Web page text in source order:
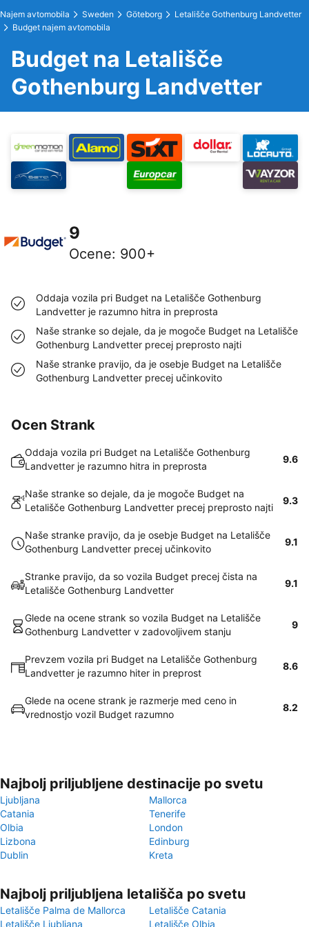
Najem avtomobila Sweden Göteborg
Letališče Gothenburg Landvetter
Budget najem avtomobila
Budget na Letališče
Gothenburg Landvetter
9
Ocene: 900+
Oddaja vozila pri Budget na Letališče Gothenburg
Landvetter je razumno hitra in preprosta
Naše stranke so dejale, da je mogoče Budget na Letališče
Gothenburg Landvetter precej preprosto najti
Naše stranke pravijo, da je osebje Budget na Letališče
Gothenburg Landvetter precej učinkovito
Ocen Strank
Oddaja vozila pri Budget na Letališče Gothenburg
Landvetter je razumno hitra in preprosta
9.6
Naše stranke so dejale, da je mogoče Budget na
Letališče Gothenburg Landvetter precej preprosto najti
9.3
Naše stranke pravijo, da je osebje Budget na Letališče
Gothenburg Landvetter precej učinkovito
9.1
Stranke pravijo, da so vozila Budget precej čista na
Letališče Gothenburg Landvetter
9.1
Glede na ocene strank so vozila Budget na Letališče
Gothenburg Landvetter v zadovoljivem stanju
9
Prevzem vozila pri Budget na Letališče Gothenburg
Landvetter je razumno hiter in preprost
8.6
Glede na ocene strank je razmerje med ceno in
vrednostjo vozil Budget razumno
8.2
Najbolj priljubljene destinacije po svetu
Ljubljana
Mallorca
Catania
Tenerife
Olbia
London
Lizbona
Edinburg
Dublin
Kreta
Najbolj priljubljena letališča po svetu
Letališče Palma de Mallorca
Letališče Catania
Letališče Ljubljana
Letališče Olbia